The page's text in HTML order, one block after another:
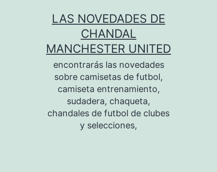
LAS NOVEDADES DE
CHANDAL
MANCHESTER UNITED
encontrarás las novedades
sobre camisetas de futbol,
camiseta entrenamiento,
sudadera, chaqueta,
chandales de futbol de clubes
y selecciones,